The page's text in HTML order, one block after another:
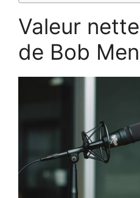
Valeur
de Bob